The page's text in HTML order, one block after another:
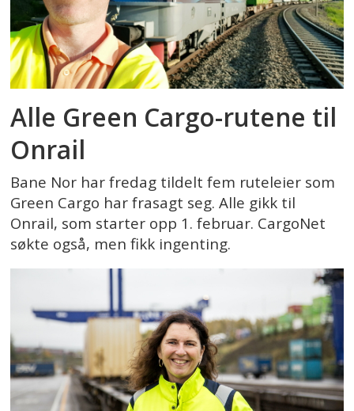
Alle Green Cargo-rutene til
Onrail
Bane Nor har fredag tildelt fem ruteleier som
Green Cargo har frasagt seg. Alle gikk til
Onrail, som starter opp 1. februar. CargoNet
søkte også, men fikk ingenting.